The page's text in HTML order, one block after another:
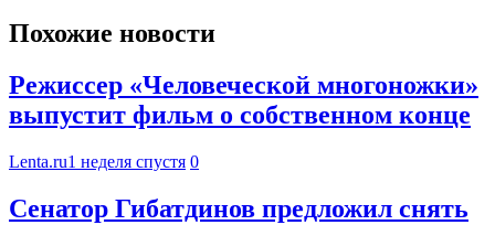
Похожие новости
Режиссер «Человеческой многоножки»
выпустит фильм о собственном конце
Lenta.ru1 неделя спустя 0
Сенатор Гибатдинов предложил снять